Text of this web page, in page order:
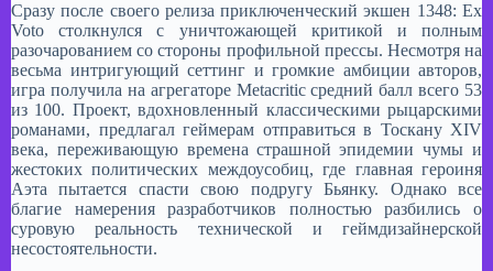
Сразу после своего релиза приключенческий экшен 1348: Ex
Voto столкнулся с уничтожающей критикой и полным
разочарованием со стороны профильной прессы. Несмотря на
весьма интригующий сеттинг и громкие амбиции авторов,
игра получила на агрегаторе Metacritic средний балл всего 53
из 100. Проект, вдохновленный классическими рыцарскими
романами, предлагал геймерам отправиться в Тоскану XIV
века, переживающую времена страшной эпидемии чумы и
жестоких политических междоусобиц, где главная героиня
Аэта пытается спасти свою подругу Бьянку. Однако все
благие намерения разработчиков полностью разбились о
суровую реальность технической и геймдизайнерской
несостоятельности.​